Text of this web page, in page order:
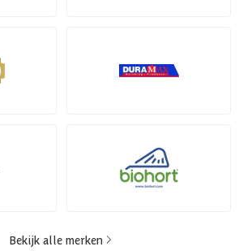
Bekijk alle merken